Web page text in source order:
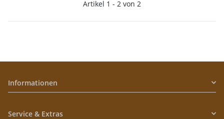
Artikel 1 - 2 von 2
Informationen
Service & Extras